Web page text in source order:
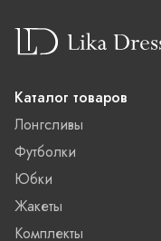
Каталог товаров
Лонгсливы
Футболки
Юбки
Жакеты
Комплекты